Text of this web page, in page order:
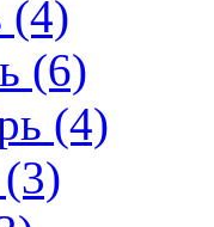
(4)
(6)
(4)
(3)